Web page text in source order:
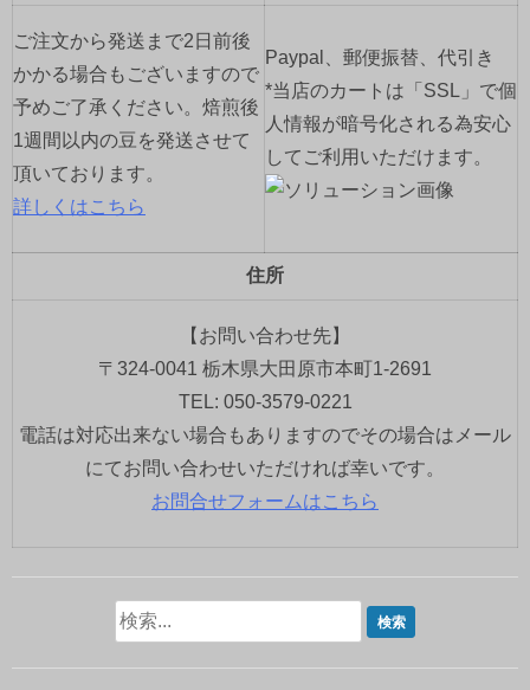
ご注文から発送まで2日前後
かかる場合もございますので
予めご了承ください。焙煎後
1週間以内の豆を発送させて
頂いております。
詳しくはこちら
Paypal、郵便振替、代引き
*当店のカートは「SSL」で個
人情報が暗号化される為安心
してご利用いただけます。
住所
【お問い合わせ先】
〒324-0041 栃木県大田原市本町1-2691
TEL: 050-3579-0221
電話は対応出来ない場合もありますのでその場合はメール
にてお問い合わせいただければ幸いです。
お問合せフォームはこちら